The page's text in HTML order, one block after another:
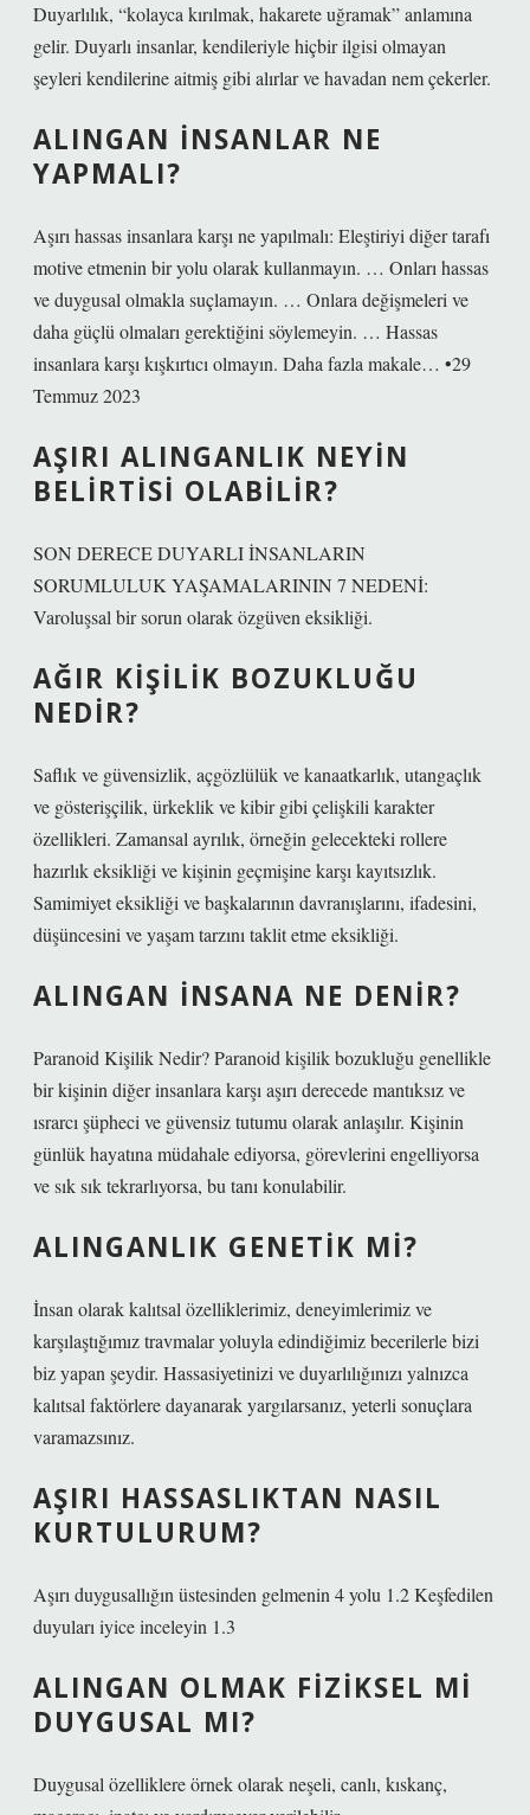
Duyarlılık, “kolayca kırılmak, hakarete uğramak” anlamına
gelir. Duyarlı insanlar, kendileriyle hiçbir ilgisi olmayan
şeyleri kendilerine aitmiş gibi alırlar ve havadan nem çekerler.
ALINGAN INSANLAR NE
YAPMALI?
Aşırı hassas insanlara karşı ne yapılmalı: Eleştiriyi diğer tarafı
motive etmenin bir yolu olarak kullanmayın. … Onları hassas
ve duygusal olmakla suçlamayın. … Onlara değişmeleri ve
daha güçlü olmaları gerektiğini söylemeyin. … Hassas
insanlara karşı kışkırtıcı olmayın. Daha fazla makale… •29
Temmuz 2023
AŞIRI ALINGANLIK NEYIN
BELIRTISI OLABILIR?
SON DERECE DUYARLI İNSANLARIN
SORUMLULUK YAŞAMALARININ 7 NEDENİ:
Varoluşsal bir sorun olarak özgüven eksikliği.
AĞIR KIŞILIK BOZUKLUĞU
NEDIR?
Saflık ve güvensizlik, açgözlülük ve kanaatkarlık, utangaçlık
ve gösterişçilik, ürkeklik ve kibir gibi çelişkili karakter
özellikleri. Zamansal ayrılık, örneğin gelecekteki rollere
hazırlık eksikliği ve kişinin geçmişine karşı kayıtsızlık.
Samimiyet eksikliği ve başkalarının davranışlarını, ifadesini,
düşüncesini ve yaşam tarzını taklit etme eksikliği.
ALINGAN INSANA NE DENIR?
Paranoid Kişilik Nedir? Paranoid kişilik bozukluğu genellikle
bir kişinin diğer insanlara karşı aşırı derecede mantıksız ve
ısrarcı şüpheci ve güvensiz tutumu olarak anlaşılır. Kişinin
günlük hayatına müdahale ediyorsa, görevlerini engelliyorsa
ve sık sık tekrarlıyorsa, bu tanı konulabilir.
ALINGANLIK GENETIK MI?
İnsan olarak kalıtsal özelliklerimiz, deneyimlerimiz ve
karşılaştığımız travmalar yoluyla edindiğimiz becerilerle bizi
biz yapan şeydir. Hassasiyetinizi ve duyarlılığınızı yalnızca
kalıtsal faktörlere dayanarak yargılarsanız, yeterli sonuçlara
varamazsınız.
AŞIRI HASSASLIKTAN NASIL
KURTULURUM?
Aşırı duygusallığın üstesinden gelmenin 4 yolu 1.2 Keşfedilen
duyuları iyice inceleyin 1.3
ALINGAN OLMAK FIZIKSEL MI
DUYGUSAL MI?
Duygusal özelliklere örnek olarak neşeli, canlı, kıskanç,